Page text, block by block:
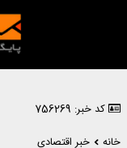
کد خبر: 756269
خانه
خبر اقتصادی